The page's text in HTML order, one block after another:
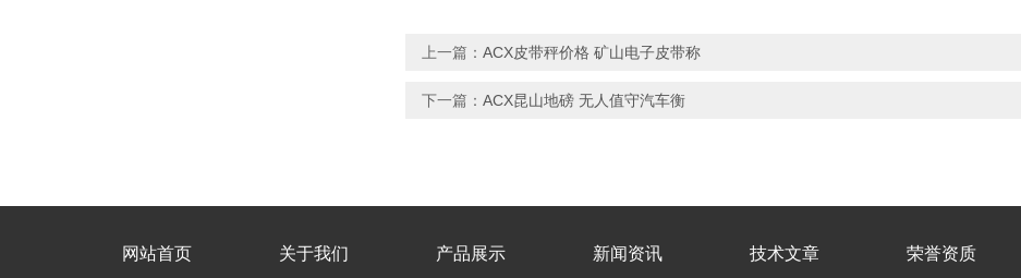
上一篇： ACX皮带秤价格 矿山电子皮带称
下一篇： ACX昆山地磅 无人值守汽车衡
网站首页 关于我们 产品展示 新闻资讯 技术文章 荣誉资质